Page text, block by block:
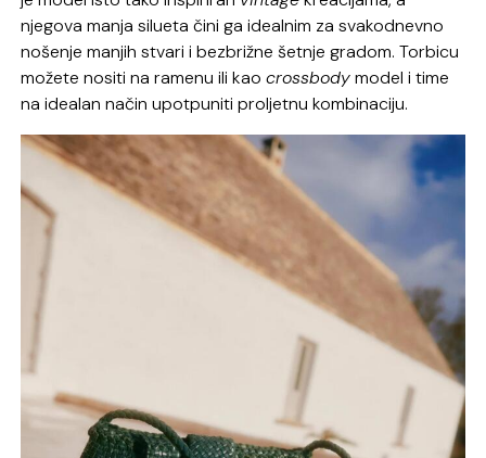
njegova manja silueta čini ga idealnim za svakodnevno
nošenje manjih stvari i bezbrižne šetnje gradom. Torbicu
možete nositi na ramenu ili kaocrossbodymodel i time
na idealan način upotpuniti proljetnu kombinaciju.